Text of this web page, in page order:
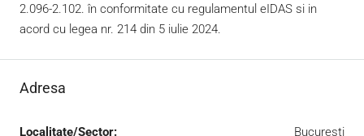
2.096-2.102. în conformitate cu regulamentul eIDAS si in
acord cu legea nr. 214 din 5 iulie 2024.
Adresa
Localitate/Sector: Bucuresti